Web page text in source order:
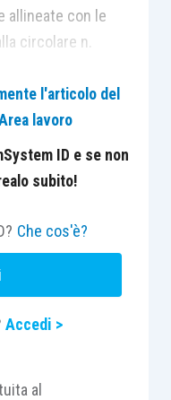
allineate con le
circolare n.
, aggiornato con le
quello allegato
l'articolo del
lavoro
ID e se non
subito!
Che cos'è?
Accedi >
al